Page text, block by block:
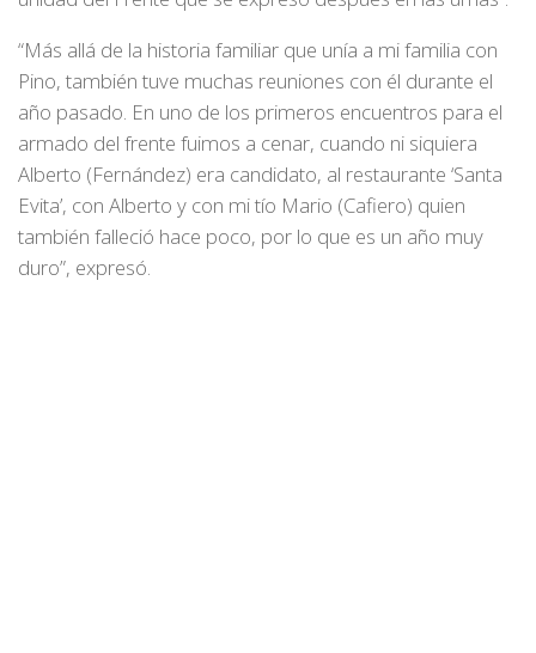
“Más allá de la historia familiar que unía a mi familia con
Pino, también tuve muchas reuniones con él durante el
año pasado. En uno de los primeros encuentros para el
armado del frente fuimos a cenar, cuando ni siquiera
Alberto (Fernández) era candidato, al restaurante ‘Santa
Evita’, con Alberto y con mi tío Mario (Cafiero) quien
también falleció hace poco, por lo que es un año muy
duro”, expresó.